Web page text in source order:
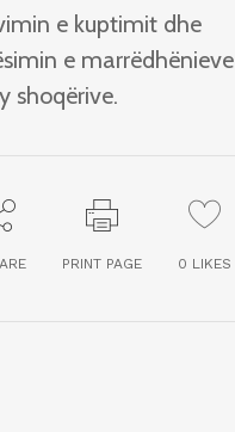
e kuptimit dhe
e marrëdhënieve
shoqërive.
PRINT PAGE 0 LIKES